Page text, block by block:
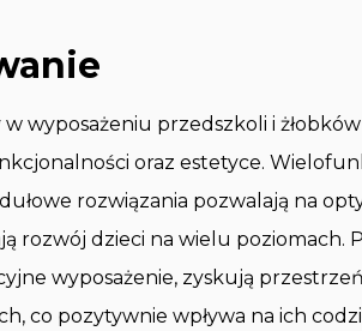
wyposażeniu przedszkoli i
oraz estetyce.
rozwiązania pozwalają na
rozwój dzieci na wielu poziomach.
wyposażenie, zyskują
co pozytywnie wpływa na ich